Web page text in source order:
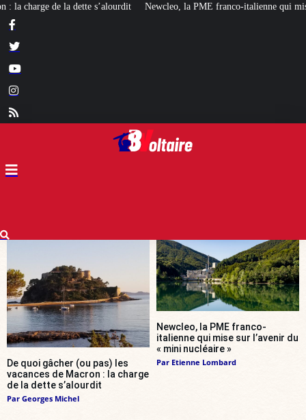
Newcleo, la PME franco-italienne qui mise sur l’avenir du « mini nucléaire »
De quoi gâcher (ou pas) les
vacances de Macron : la charge
de la dette s’alourdit
Par Georges Michel
Newcleo, la PME franco-
italienne qui mise sur l’avenir du
« mini nucléaire »
Par Etienne Lombard